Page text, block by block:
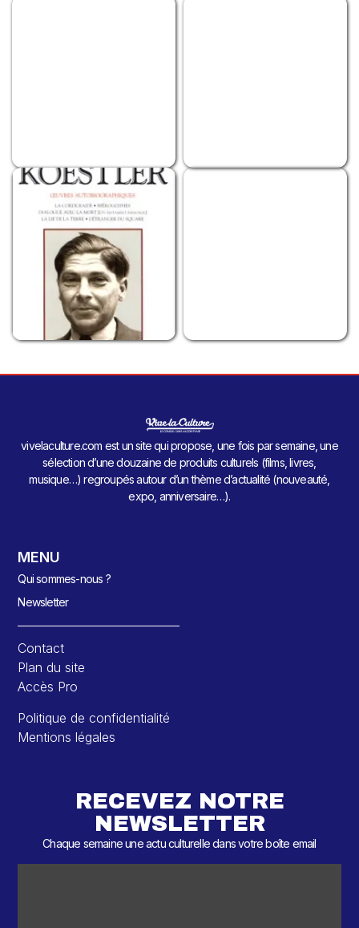
vivelaculture.com est un site qui propose, une fois par semaine, une
sélection d’une douzaine de produits culturels (films, livres,
musique…) regroupés autour d’un thème d’actualité (nouveauté,
expo, anniversaire…).
MENU
Qui sommes-nous ?
Newsletter
Contact
Plan du site
Accès Pro
Politique de confidentialité
Mentions légales
RECEVEZ NOTRE
NEWSLETTER
Chaque semaine une actu culturelle dans votre boîte email